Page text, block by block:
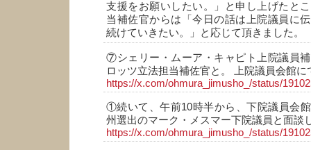
支援をお願いしたい。」と申し上げたと
当補佐官からは「今日の話は上院議員に
続けていきたい。」と応じて頂きました。
⑦シェリー・ムーア・キャピト上院議員
ロッツ立法担当補佐官と。 上院議員会館に
https://x.com/ohmura_jimusho_/status/
①続いて、午前10時半から、下院議員会
州選出のマーク・メスマー下院議員と面談
https://x.com/ohmura_jimusho_/status/